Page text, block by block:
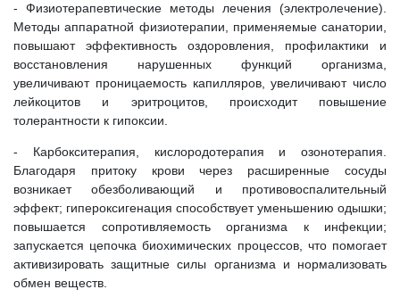
- Физиотерапевтические методы лечения (электролечение).
Методы аппаратной физиотерапии, применяемые санатории,
повышают эффективность оздоровления, профилактики и
восстановления нарушенных функций организма,
увеличивают проницаемость капилляров, увеличивают число
лейкоцитов и эритроцитов, происходит повышение
толерантности к гипоксии.
- Карбокситерапия, кислородотерапия и озонотерапия.
Благодаря притоку крови через расширенные сосуды
возникает обезболивающий и противовоспалительный
эффект; гипероксигенация способствует уменьшению одышки;
повышается сопротивляемость организма к инфекции;
запускается цепочка биохимических процессов, что помогает
активизировать защитные силы организма и нормализовать
обмен веществ.